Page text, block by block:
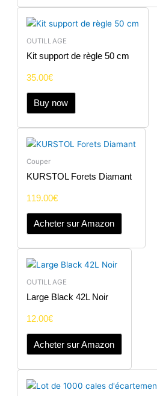
OUTILLAGE
Kit support de règle 50 cm
35.00€
Buy now
Couper
KURSTOL Forets Diamant
119.00€
Acheter sur Amazon
OUTILLAGE
Large Black 42L Noir
12.00€
Acheter sur Amazon